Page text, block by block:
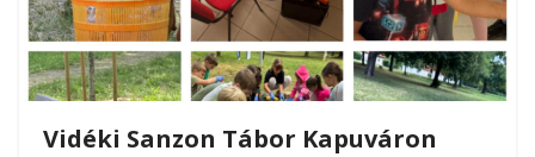
Vidéki Sanzon Tábor Kapuváron